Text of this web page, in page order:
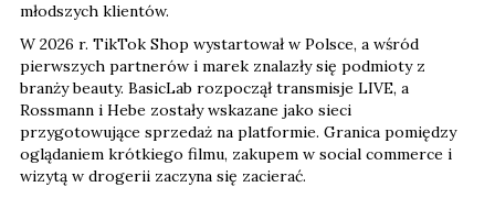
młodszych klientów.
W 2026 r. TikTok Shop wystartował w Polsce, a wśród
pierwszych partnerów i marek znalazły się podmioty z
branży beauty. BasicLab rozpoczął transmisje LIVE, a
Rossmann i Hebe zostały wskazane jako sieci
przygotowujące sprzedaż na platformie. Granica pomiędzy
oglądaniem krótkiego filmu, zakupem w social commerce i
wizytą w drogerii zaczyna się zacierać.